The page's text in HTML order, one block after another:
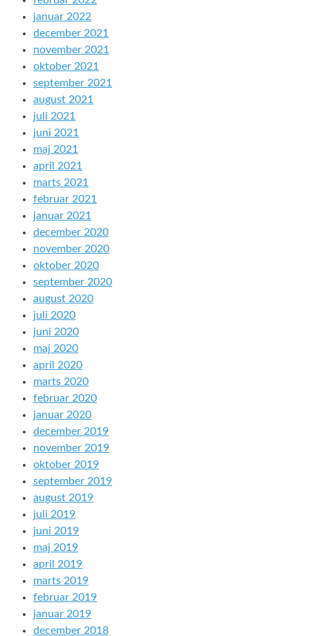
januar 2022
december 2021
november 2021
oktober 2021
september 2021
august 2021
juli 2021
juni 2021
maj 2021
april 2021
marts 2021
februar 2021
januar 2021
december 2020
november 2020
oktober 2020
september 2020
august 2020
juli 2020
juni 2020
maj 2020
april 2020
marts 2020
februar 2020
januar 2020
december 2019
november 2019
oktober 2019
september 2019
august 2019
juli 2019
juni 2019
maj 2019
april 2019
marts 2019
februar 2019
januar 2019
december 2018